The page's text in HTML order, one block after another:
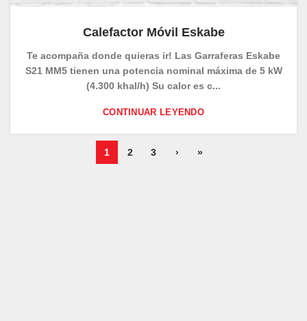
Calefactor Móvil Eskabe
Te acompaña donde quieras ir! Las Garraferas Eskabe
S21 MM5 tienen una potencia nominal máxima de 5 kW
(4.300 khal/h) Su calor es c...
CONTINUAR LEYENDO
1 2 3 › »